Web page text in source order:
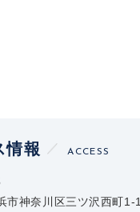
情報 ACCESS
市神奈川区三ツ沢西町1-1